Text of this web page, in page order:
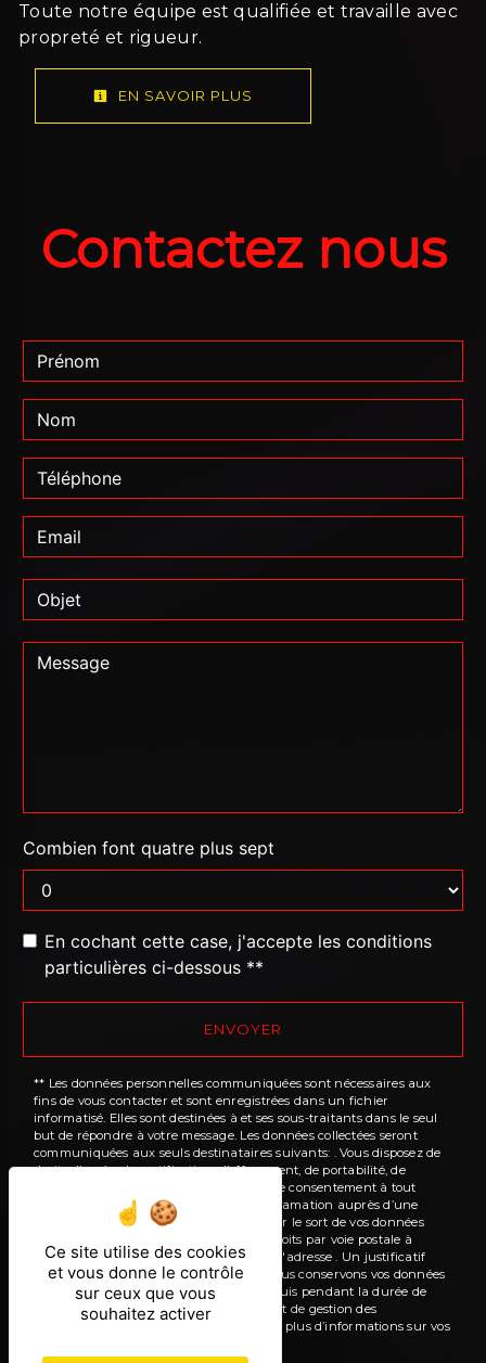
Toute notre équipe est qualifiée et travaille avec
propreté et rigueur.
EN SAVOIR PLUS
Contactez nous
Combien font quatre plus sept
En cochant cette case, j'accepte les conditions
particulières ci-dessous **
ENVOYER
** Les données personnelles communiquées sont nécessaires aux
fins de vous contacter et sont enregistrées dans un fichier
informatisé. Elles sont destinées à et ses sous-traitants dans le seul
but de répondre à votre message. Les données collectées seront
communiquées aux seuls destinataires suivants: . Vous disposez de
droits d’accès, de rectification, d’effacement, de portabilité, de
limitation, d’opposition, de retrait de votre consentement à tout
moment et du droit d’introduire une réclamation auprès d’une
autorité de contrôle, ainsi que d’organiser le sort de vos données
post-mortem. Vous pouvez exercer ces droits par voie postale à
l'adresse ou par courrier électronique à l'adresse . Un justificatif
d'identité pourra vous être demandé. Nous conservons vos données
pendant la période de prise de contact puis pendant la durée de
prescription légale aux fins probatoires et de gestion des
contentieux. Consultez le site cnil.fr pour plus d’informations sur vos
Ce site utilise des cookies
et vous donne le contrôle
sur ceux que vous
souhaitez activer